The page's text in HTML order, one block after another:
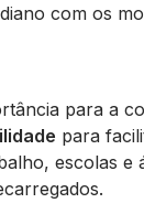
com os
para a
para
escolas e